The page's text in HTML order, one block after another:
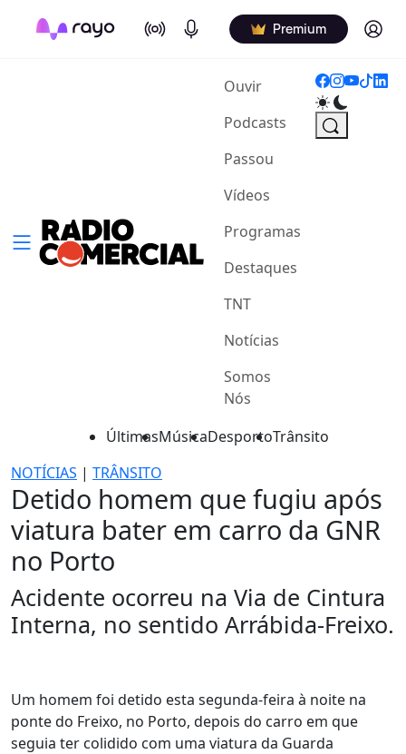
On Air Podcasts Premium Log in
Ouvir(current)
Podcasts
Passou
Vídeos
Programas
Destaques
TNT
Notícias
Somos
Nós
ÚltimasMúsicaDesportoTrânsito
NOTÍCIAS | TRÂNSITO
Detido homem que fugiu após
viatura bater em carro da GNR
no Porto
Acidente ocorreu na Via de Cintura
Interna, no sentido Arrábida-Freixo.
Um homem foi detido esta segunda-feira à noite na
ponte do Freixo, no Porto, depois do carro em que
seguia ter colidido com uma viatura da Guarda